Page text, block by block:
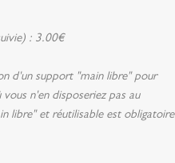
: 3.00€
d'un support "main libre" pour
n'en disposeriez pas au
libre" et réutilisable est obligatoire